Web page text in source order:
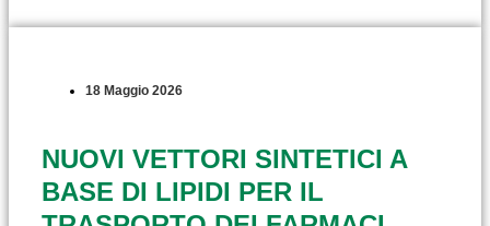
18 Maggio 2026
NUOVI VETTORI SINTETICI A
BASE DI LIPIDI PER IL